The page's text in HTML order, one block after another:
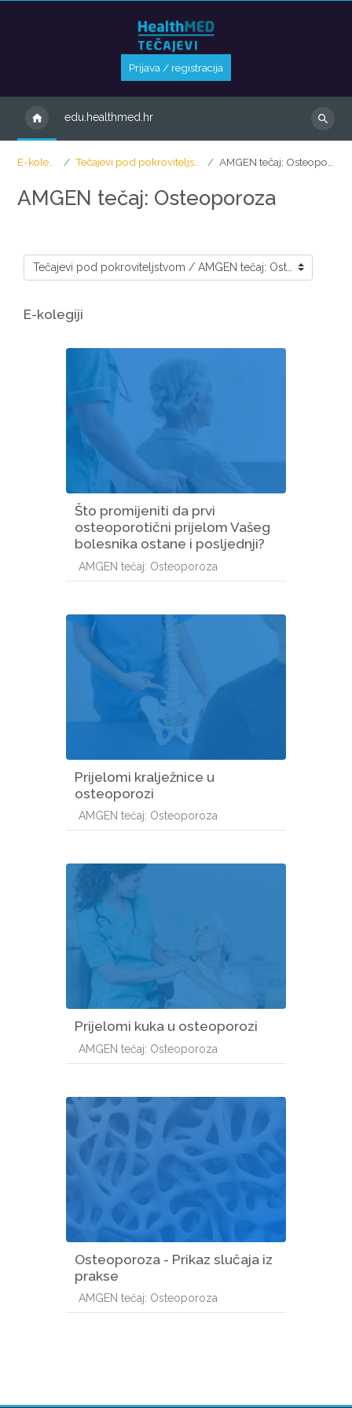
Prijava / registracija
edu.healthmed.hr
Pretraži
kolegije
E-kolegiji Tečajevi pod pokroviteljstvom AMGEN tečaj: Osteoporoza
AMGEN tečaj: Osteoporoza
Kategorije
E-kolegiji
Što promijeniti da prvi
osteoporotični prijelom Vašeg
bolesnika ostane i posljednji?
Kategorija e-kolegija
AMGEN tečaj: Osteoporoza
Prijelomi kralježnice u
osteoporozi
Kategorija e-kolegija
AMGEN tečaj: Osteoporoza
Prijelomi kuka u osteoporozi
Kategorija e-kolegija
AMGEN tečaj: Osteoporoza
Osteoporoza - Prikaz slučaja iz
prakse
Kategorija e-kolegija
AMGEN tečaj: Osteoporoza